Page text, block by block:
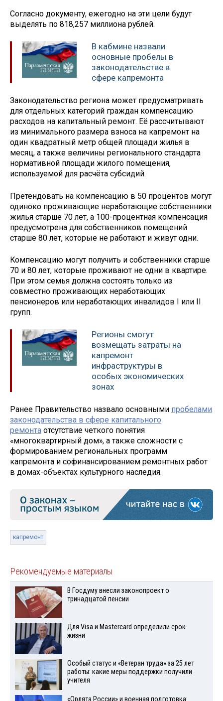
Согласно документу, ежегодно на эти цели будут
выделять по 818,257 миллиона рублей.
В кабмине назвали
основные пробелы в
законодательстве в
сфере капремонта
Законодательство региона может предусматривать
для отдельных категорий граждан компенсацию
расходов на капитальный ремонт. Её рассчитывают
из минимального размера взноса на капремонт на
один квадратный метр общей площади жилья в
месяц, а также величины регионального стандарта
нормативной площади жилого помещения,
используемой для расчёта субсидий.
Претендовать на компенсацию в 50 процентов могут
одиноко проживающие неработающие собственники
жилья старше 70 лет, а 100-процентная компенсация
предусмотрена для собственников помещений
старше 80 лет, которые не работают и живут одни.
Компенсацию могут получить и собственники старше
70 и 80 лет, которые проживают не одни в квартире.
При этом семья должна состоять только из
совместно проживающих неработающих
пенсионеров или неработающих инвалидов I или II
групп.
Регионы смогут
возмещать затраты на
капремонт
инфраструктуры в
особых экономических
зонах
Ранее Правительство назвало основными пробелами
законодательства в сфере капитального
ремонта отсутствие четкого понятия
«многоквартирный дом», а также сложности с
формированием региональных программ
капремонта и софинансированием ремонтных работ
в домах-объектах культурного наследия.
капремонт
Рекомендуемые материалы
В Госдуму внесли законопроект о
тринадцатой пенсии
Для Visа и Mastercard определили срок
жизни
Особый статус и «Ветеран труда» за 25 лет
работы: какие меры поддержки получили
учителя